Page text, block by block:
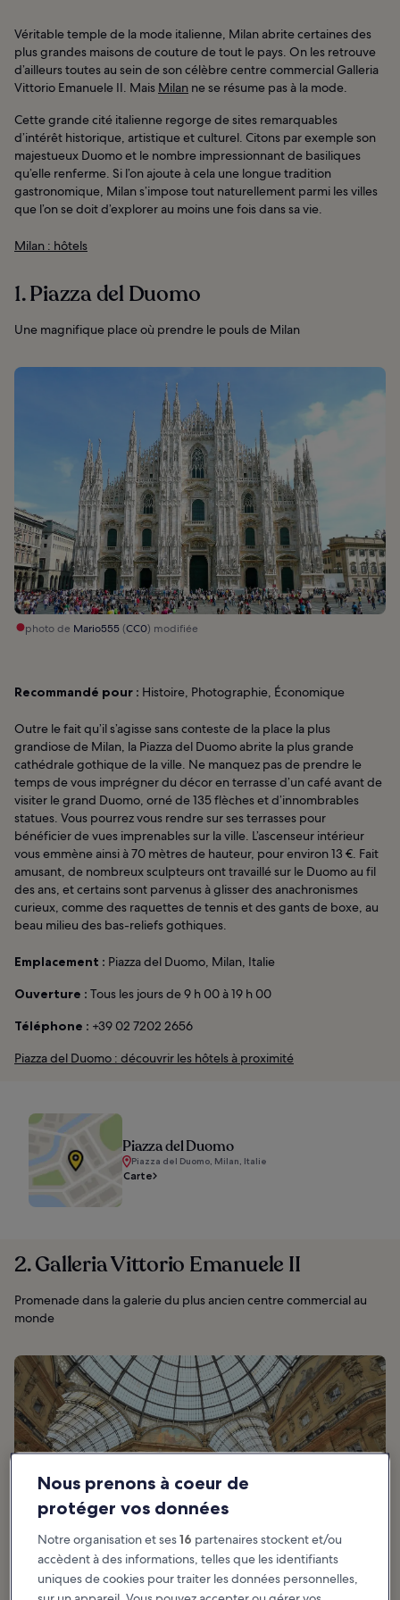
Véritable temple de la mode italienne, Milan abrite certaines des
plus grandes maisons de couture de tout le pays. On les retrouve
d’ailleurs toutes au sein de son célèbre centre commercial Galleria
Vittorio Emanuele II. Mais Milan ne se résume pas à la mode.
Cette grande cité italienne regorge de sites remarquables
d’intérêt historique, artistique et culturel. Citons par exemple son
majestueux Duomo et le nombre impressionnant de basiliques
qu’elle renferme. Si l’on ajoute à cela une longue tradition
gastronomique, Milan s’impose tout naturellement parmi les villes
que l’on se doit d’explorer au moins une fois dans sa vie.
Milan : hôtels
1. Piazza del Duomo
Une magnifique place où prendre le pouls de Milan
photo de Mario555(CC0) modifiée
Recommandé pour : Histoire, Photographie, Économique
Outre le fait qu’il s’agisse sans conteste de la place la plus
grandiose de Milan, la Piazza del Duomo abrite la plus grande
cathédrale gothique de la ville. Ne manquez pas de prendre le
temps de vous imprégner du décor en terrasse d’un café avant de
visiter le grand Duomo, orné de 135 flèches et d’innombrables
statues. Vous pourrez vous rendre sur ses terrasses pour
bénéficier de vues imprenables sur la ville. L’ascenseur intérieur
vous emmène ainsi à 70 mètres de hauteur, pour environ 13 €. Fait
amusant, de nombreux sculpteurs ont travaillé sur le Duomo au fil
des ans, et certains sont parvenus à glisser des anachronismes
curieux, comme des raquettes de tennis et des gants de boxe, au
beau milieu des bas-reliefs gothiques.
Emplacement : Piazza del Duomo, Milan, Italie
Ouverture : Tous les jours de 9 h 00 à 19 h 00
Téléphone : +39 02 7202 2656
Piazza del Duomo : découvrir les hôtels à proximité
Piazza del Duomo
Piazza del Duomo, Milan, Italie
Carte
2. Galleria Vittorio Emanuele II
Promenade dans la galerie du plus ancien centre commercial au
monde
Nous prenons à coeur de
protéger vos données
Notre organisation et ses16 partenaires stockent et/ou
accèdent à des informations, telles que les identifiants
uniques de cookies pour traiter les données personnelles,